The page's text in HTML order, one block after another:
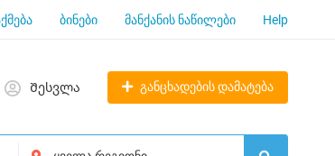
ბინები მანქანის ნაწილები Help
Შესვლა განცხადების დამატება